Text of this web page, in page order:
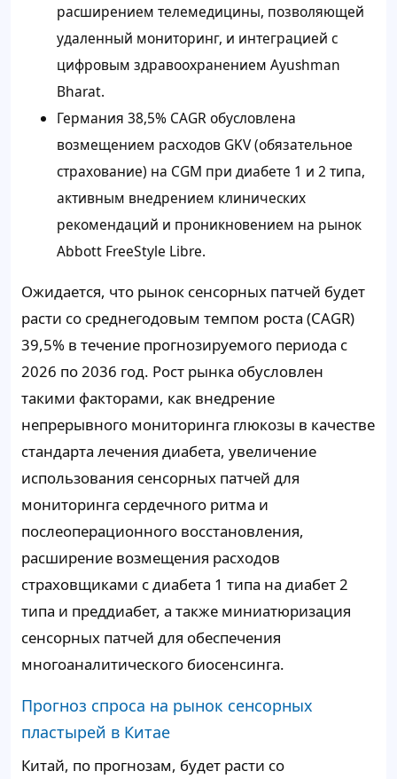
расширением телемедицины, позволяющей
удаленный мониторинг, и интеграцией с
цифровым здравоохранением Ayushman
Bharat.
Германия 38,5% CAGR обусловлена
возмещением расходов GKV (обязательное
страхование) на CGM при диабете 1 и 2 типа,
активным внедрением клинических
рекомендаций и проникновением на рынок
Abbott FreeStyle Libre.
Ожидается, что рынок сенсорных патчей будет
расти со среднегодовым темпом роста (CAGR)
39,5% в течение прогнозируемого периода с
2026 по 2036 год. Рост рынка обусловлен
такими факторами, как внедрение
непрерывного мониторинга глюкозы в качестве
стандарта лечения диабета, увеличение
использования сенсорных патчей для
мониторинга сердечного ритма и
послеоперационного восстановления,
расширение возмещения расходов
страховщиками с диабета 1 типа на диабет 2
типа и преддиабет, а также миниатюризация
сенсорных патчей для обеспечения
многоаналитического биосенсинга.
Прогноз спроса на рынок сенсорных
пластырей в Китае
Китай, по прогнозам, будет расти со